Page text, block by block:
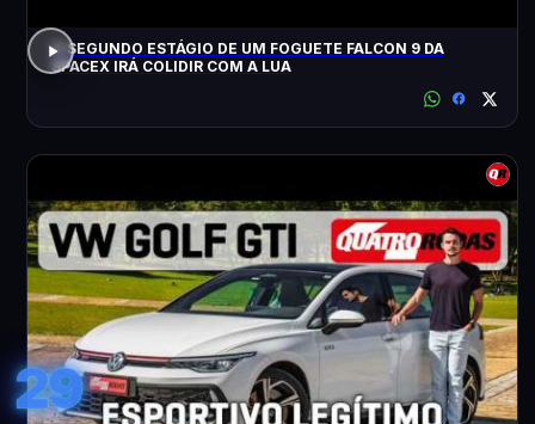
O SEGUNDO ESTÁGIO DE UM FOGUETE FALCON 9 DA
SPACEX IRÁ COLIDIR COM A LUA
29